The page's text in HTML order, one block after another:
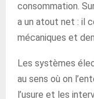
consommation.
a un atout net : il
mécaniques et
Les systèmes
au sens où on
l’usure et les